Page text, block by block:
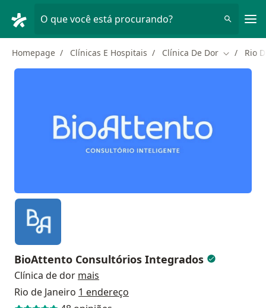
O que você está procurando?
Homepage Clínicas E Hospitais Clínica De Dor Mudar de
Rio
BioAttento Consultórios Integrados
Clínica de dor mais
Rio de Janeiro 1 endereço